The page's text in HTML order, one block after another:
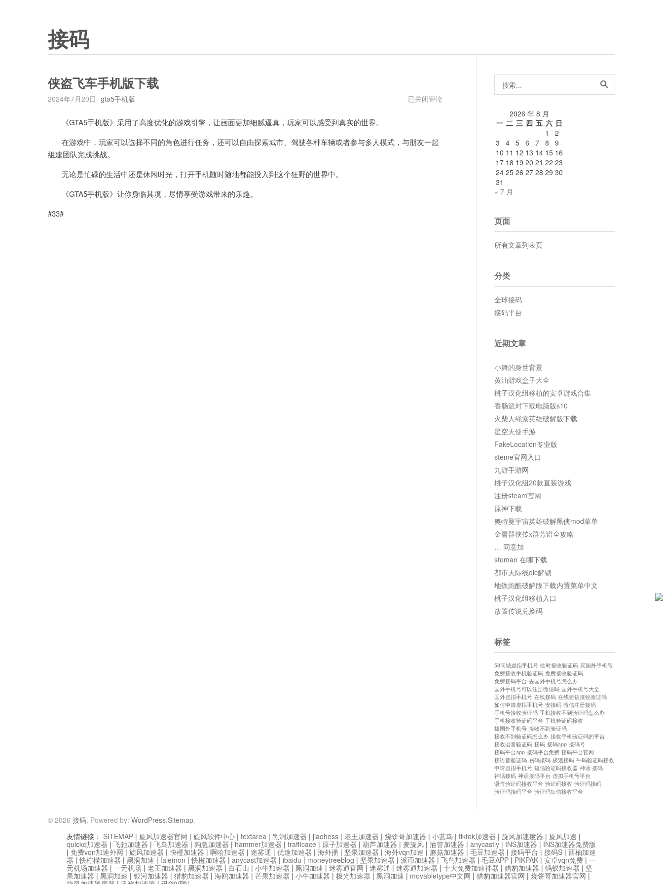
接码
侠盗飞车手机版下载
2024年7月20日 gta5手机版
侠
机
版
已关闭评论
《GTA5手机版》采用了高度优化的游戏引擎，让画面更加细腻逼真，玩家可以感受到真实的世界。
在游戏中，玩家可以选择不同的角色进行任务，还可以自由探索城市、驾驶各种车辆或者参与多人模式，与朋友一起
组建团队完成挑战。
无论是忙碌的生活中还是休闲时光，打开手机随时随地都能投入到这个狂野的世界中。
《GTA5手机版》让你身临其境，尽情享受游戏带来的乐趣。
#33#
搜
索...
2026 年 8 月
一 二 三 四 五 六 日
1
2
3
4 5 6 7 8
9
10 11 12 13 14 15 16
17 18 19 20 21 22 23
24 25 26 27 28 29 30
31
« 7 月
页面
所有文章列表页
分类
全球接码
接码平台
近期文章
小舞的身世背景
黄油游戏盒子大全
桃子汉化组移植的安卓游戏合集
香肠派对下载电脑版s10
火柴人绳索英雄破解版下载
星空天使手游
FakeLocation专业版
steme官网入口
九游手游网
桃子汉化组20款直装游戏
注册steam官网
原神下载
奥特曼宇宙英雄破解黑侠mod菜单
金庸群侠传x群芳谱全攻略
… 同意加
steman 在哪下载
都市天际线dlc解锁
地铁跑酷破解版下载内置菜单中文
桃子汉化组移植入口
放置传说兑换码
标签
58同城虚拟手机号 临时接收验证码 买国外手机号
免费接收手机验证码 免费接收验证码
免费接码平台 去国外手机号怎么办
国外手机号可以注册微信吗 国外手机号大全
国外虚拟手机号 在线接码 在线短信接收验证码
如何申请虚拟手机号 安接码 微信注册接码
手机号接收验证码 手机接收不到验证码怎么办
手机接收验证码平台 手机验证码接收
拔国外手机号 接收不到验证码
接收不到验证码怎么办 接收手机验证码的平台
接收语音验证码 接码 接码app 接码号
接码平台app 接码平台免费 接码平台官网
接语音验证码 易码接码 极速接码 牛码验证码接收
申请虚拟手机号 短信验证码接收器 神话 接码
神话接码 神话接码平台 虚拟手机号平台
语音验证码接收平台 验证码接收 验证码接码
验证码接码平台 验证码短信接收平台
© 2026 接码. Powered by: WordPress.Sitemap.
友情链接： SITEMAP | 旋风加速器官网 | 旋风软件中心 | textarea | 黑洞加速器 | jiaohess | 老王加速器 | 烧饼哥加速器 | 小蓝鸟 | tiktok加速器 | 旋风加速度器 | 旋风加速 |
quickq加速器 | 飞驰加速器 | 飞鸟加速器 | 狗急加速器 | hammer加速器 | trafficace | 原子加速器 | 葫芦加速器 | 麦旋风 | 油管加速器 | anycastly | INS加速器 | INS加速器免费版
| 免费vqn加速外网 | 旋风加速器 |快橙加速器 | 啊哈加速器 | 迷雾通 | 优途加速器 | 海外播 | 坚果加速器 | 海外vqn加速 | 蘑菇加速器 | 毛豆加速器 | 接码平台 | 接码S | 西柚加速
器 |快柠檬加速器 | 黑洞加速 | falemon |快橙加速器 | anycast加速器 | ibaidu | moneytreeblog | 坚果加速器 | 派币加速器 | 飞鸟加速器 | 毛豆APP | PIKPAK | 安卓vqn免费 | 一
元机场加速器 | 一元机场 | 老王加速器 | 黑洞加速器 | 白石山 | 小牛加速器 | 黑洞加速 | 迷雾通官网 | 迷雾通 | 迷雾通加速器 | 十大免费加速神器 | 猎豹加速器 | 蚂蚁加速器 | 坚
果加速器 | 黑洞加速 | 银河加速器 | 猎豹加速器 | 海鸥加速器 | 芒果加速器 | 小牛加速器 | 极光加速器 | 黑洞加速 | movabletype中文网 | 猎豹加速器官网 | 烧饼哥加速器官网 |